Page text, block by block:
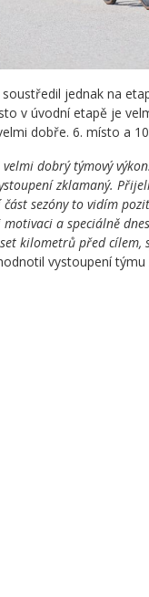
jednak na
v úvodní etapě je
dobře. 6. místo a
dobrý týmový
zklamaný.
sezóny to vidím
a speciálně
kilometrů před
vystoupení týmu